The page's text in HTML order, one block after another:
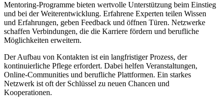
Mentoring-Programme bieten wertvolle Unterstützung beim Einstieg
und bei der Weiterentwicklung. Erfahrene Experten teilen Wissen
und Erfahrungen, geben Feedback und öffnen Türen. Netzwerke
schaffen Verbindungen, die die Karriere fördern und berufliche
Möglichkeiten erweitern.
Der Aufbau von Kontakten ist ein langfristiger Prozess, der
kontinuierliche Pflege erfordert. Dabei helfen Veranstaltungen,
Online-Communities und berufliche Plattformen. Ein starkes
Netzwerk ist oft der Schlüssel zu neuen Chancen und
Kooperationen.